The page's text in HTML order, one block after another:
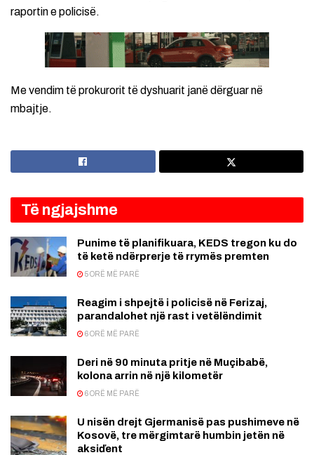
raportin e policisë.
Me vendim të prokurorit të dyshuarit janë dërguar në
mbajtje.
Të ngjajshme
Punime të planifikuara, KEDS tregon ku do
të ketë ndërprerje të rrymës premten
5 ORË MË PARË
Reagim i shpejtë i policisë në Ferizaj,
parandalohet një rast i vetëlëndimit
6 ORË MË PARË
Deri në 90 minuta pritje në Muçibabë,
kolona arrin në një kilometër
6 ORË MË PARË
U nisën drejt Gjermanisë pas pushimeve në
Kosovë, tre mërgimtarë humbin jetën në
aksiďent